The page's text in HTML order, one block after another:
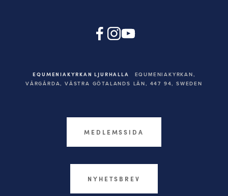
EQUMENIAKYRKAN LJURHALLA
EQUMENIAKYRKAN,
VÅRGÅRDA, VÄSTRA GÖTALANDS LÄN, 447 94, SWEDEN
MEDLEMSSIDA
NYHETSBREV